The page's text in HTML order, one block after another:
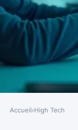
HIGH TECH
Accueil›High Tech